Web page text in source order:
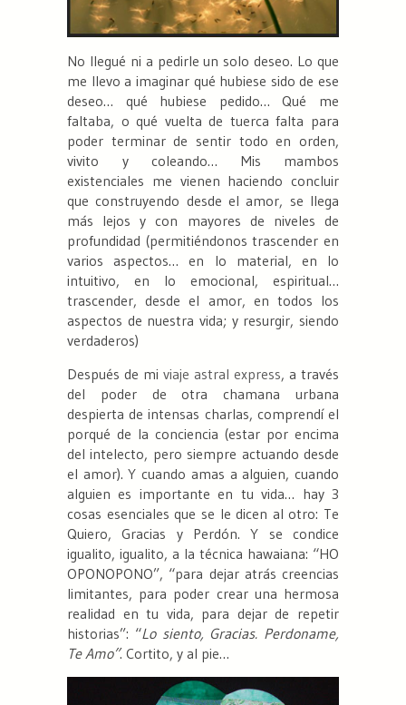
No llegué ni a pedirle un solo deseo. Lo que
me llevo a imaginar qué hubiese sido de ese
deseo… qué hubiese pedido… Qué me
faltaba, o qué vuelta de tuerca falta para
poder terminar de sentir todo en orden,
vivito y coleando… Mis mambos
existenciales me vienen haciendo concluir
que construyendo desde el amor, se llega
más lejos y con mayores de niveles de
profundidad (permitiéndonos trascender en
varios aspectos… en lo material, en lo
intuitivo, en lo emocional, espiritual…
trascender, desde el amor, en todos los
aspectos de nuestra vida; y resurgir, siendo
verdaderos)
Después de mi viaje astral express, a través
del poder de otra chamana urbana
despierta de intensas charlas, comprendí el
porqué de la conciencia (estar por encima
del intelecto, pero siempre actuando desde
el amor). Y cuando amas a alguien, cuando
alguien es importante en tu vida… hay 3
cosas esenciales que se le dicen al otro: Te
Quiero, Gracias y Perdón. Y se condice
igualito, igualito, a la técnica hawaiana: “HO
OPONOPONO”, “para dejar atrás creencias
limitantes, para poder crear una hermosa
realidad en tu vida, para dejar de repetir
historias”: “Lo siento, Gracias. Perdoname,
Te Amo”. Cortito, y al pie…